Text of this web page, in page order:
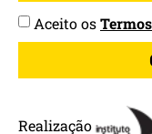
Realização
Aceito os